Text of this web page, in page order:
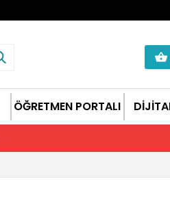
ÖĞRETMEN PORTALI